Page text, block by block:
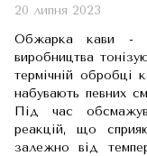
20 липня 2023
Обжарка кави -
виробництва
термічній обробці
набувають певних
Під час
реакцій, що
залежно від